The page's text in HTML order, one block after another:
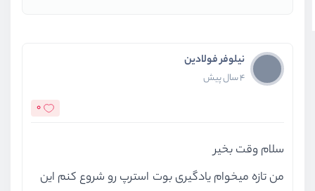
نیلوفر فولادین
4 سال پیش
0
سلام وقت بخیر
من تازه میخوام یادگیری بوت استرپ رو شروع کنم این